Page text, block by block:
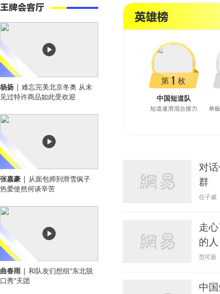
王牌会客厅
杨扬 | 难忘完美北京冬奥 从未
见过特许商品如此受欢迎
张嘉豪 | 从面包师到滑雪疯子
热爱使然何谈辛苦
曲春雨 | 和队友们想组“东北脱
口秀”天团
英雄榜
第 1 枚
中国短道队
短道速滑混合接力 单
对
群
任子威
走
的人
范可新
中